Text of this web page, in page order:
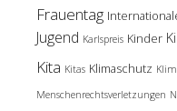
Frauentag
Jugend Karlspreis Kinder
Kita Kitas Klimaschutz
Menschenrechtsverletzungen